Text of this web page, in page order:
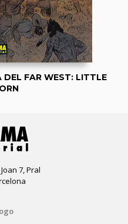
DEL FAR WEST: LITTLE
7, Pral